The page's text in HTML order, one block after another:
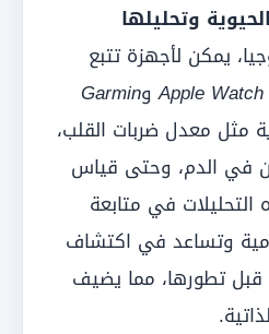
وتحليلها
يمكن لأجهزة تتبع
Apple WatchوGarmin
مثل معدل ضربات القلب،
في الدم، وحتى قياس
في متابعة
وتساعد في اكتشاف
قبل تطورها، مما يضيف